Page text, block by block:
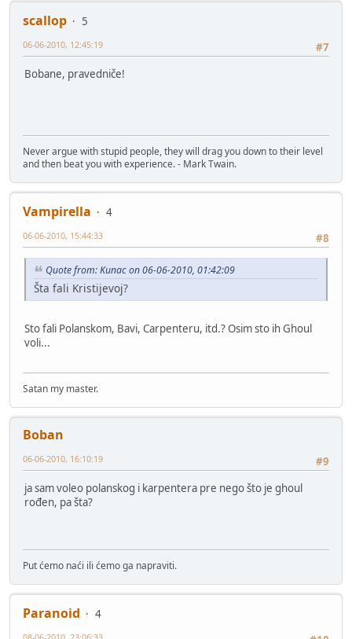
scallop
5
#7
06-06-2010, 12:45:19
Bobane, pravedniče!
Never argue with stupid people, they will drag you down to their level
and then beat you with experience. - Mark Twain.
Vampirella
4
#8
06-06-2010, 15:44:33
Quote from: Kunac on 06-06-2010, 01:42:09
Šta fali Kristijevoj?
Sto fali Polanskom, Bavi, Carpenteru, itd.? Osim sto ih Ghoul
voli...
Satan my master.
Boban
#9
06-06-2010, 16:10:19
ja sam voleo polanskog i karpentera pre nego što je ghoul
rođen, pa šta?
Put ćemo naći ili ćemo ga napraviti.
Paranoid
4